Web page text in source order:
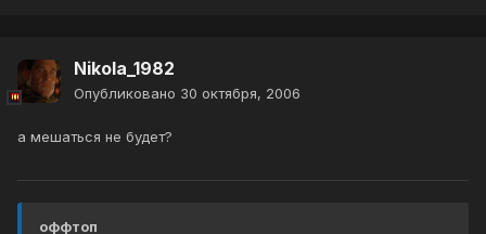
Nikola_1982
Опубликовано 30 октября, 2006
а мешаться не будет?
оффтоп